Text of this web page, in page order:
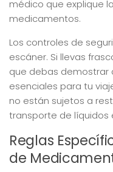
médico que explique
medicamentos.
Los controles de
escáner. Si llevas
que debas demostrar
esenciales para tu
no están sujetos a
transporte de líquidos
Reglas
de